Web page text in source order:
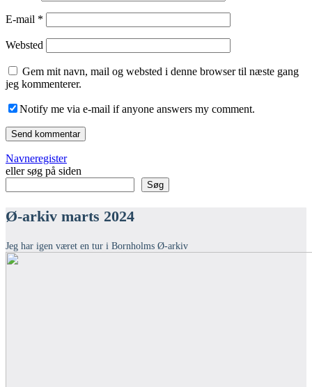
E-mail *
Websted
Gem mit navn, mail og websted i denne browser til næste gang
jeg kommenterer.
Notify me via e-mail if anyone answers my comment.
Navneregister
eller søg på siden
Søg
Ø-arkiv marts 2024
Jeg har igen været en tur i Bornholms Ø-arkiv